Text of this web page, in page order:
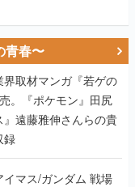
青春〜
取材マンガ『若ゲの
。『ポケモン』田尻
遠藤雅伸さんらの貴
録
ス/ガンダム 戦場